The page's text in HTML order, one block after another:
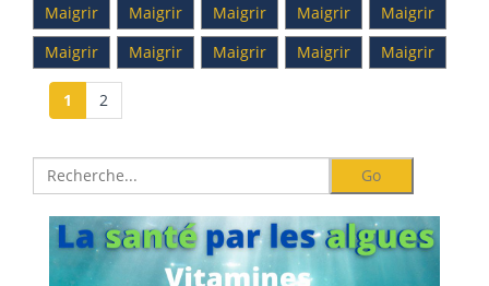
Maigrir
Maigrir Maigrir Maigrir
Maigrir
Maigrir
Maigrir Maigrir Maigrir Maigrir
1 2